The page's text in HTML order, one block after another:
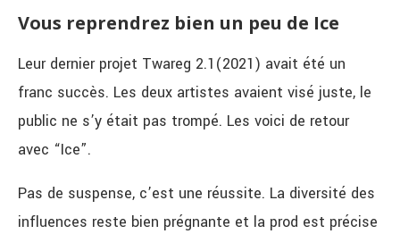
Vous reprendrez bien un peu de Ice
Leur dernier projet Twareg 2.1(2021) avait été un
franc succès. Les deux artistes avaient visé juste, le
public ne s’y était pas trompé. Les voici de retour
avec “Ice”.
Pas de suspense, c’est une réussite. La diversité des
influences reste bien prégnante et la prod est précise